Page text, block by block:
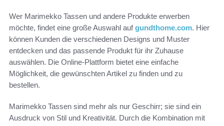
Wer Marimekko Tassen und andere Produkte erwerben
möchte, findet eine große Auswahl aufgundthome.com. Hier
können Kunden die verschiedenen Designs und Muster
entdecken und das passende Produkt für ihr Zuhause
auswählen. Die Online-Plattform bietet eine einfache
Möglichkeit, die gewünschten Artikel zu finden und zu
bestellen.
Marimekko Tassen sind mehr als nur Geschirr; sie sind ein
Ausdruck von Stil und Kreativität. Durch die Kombination mit